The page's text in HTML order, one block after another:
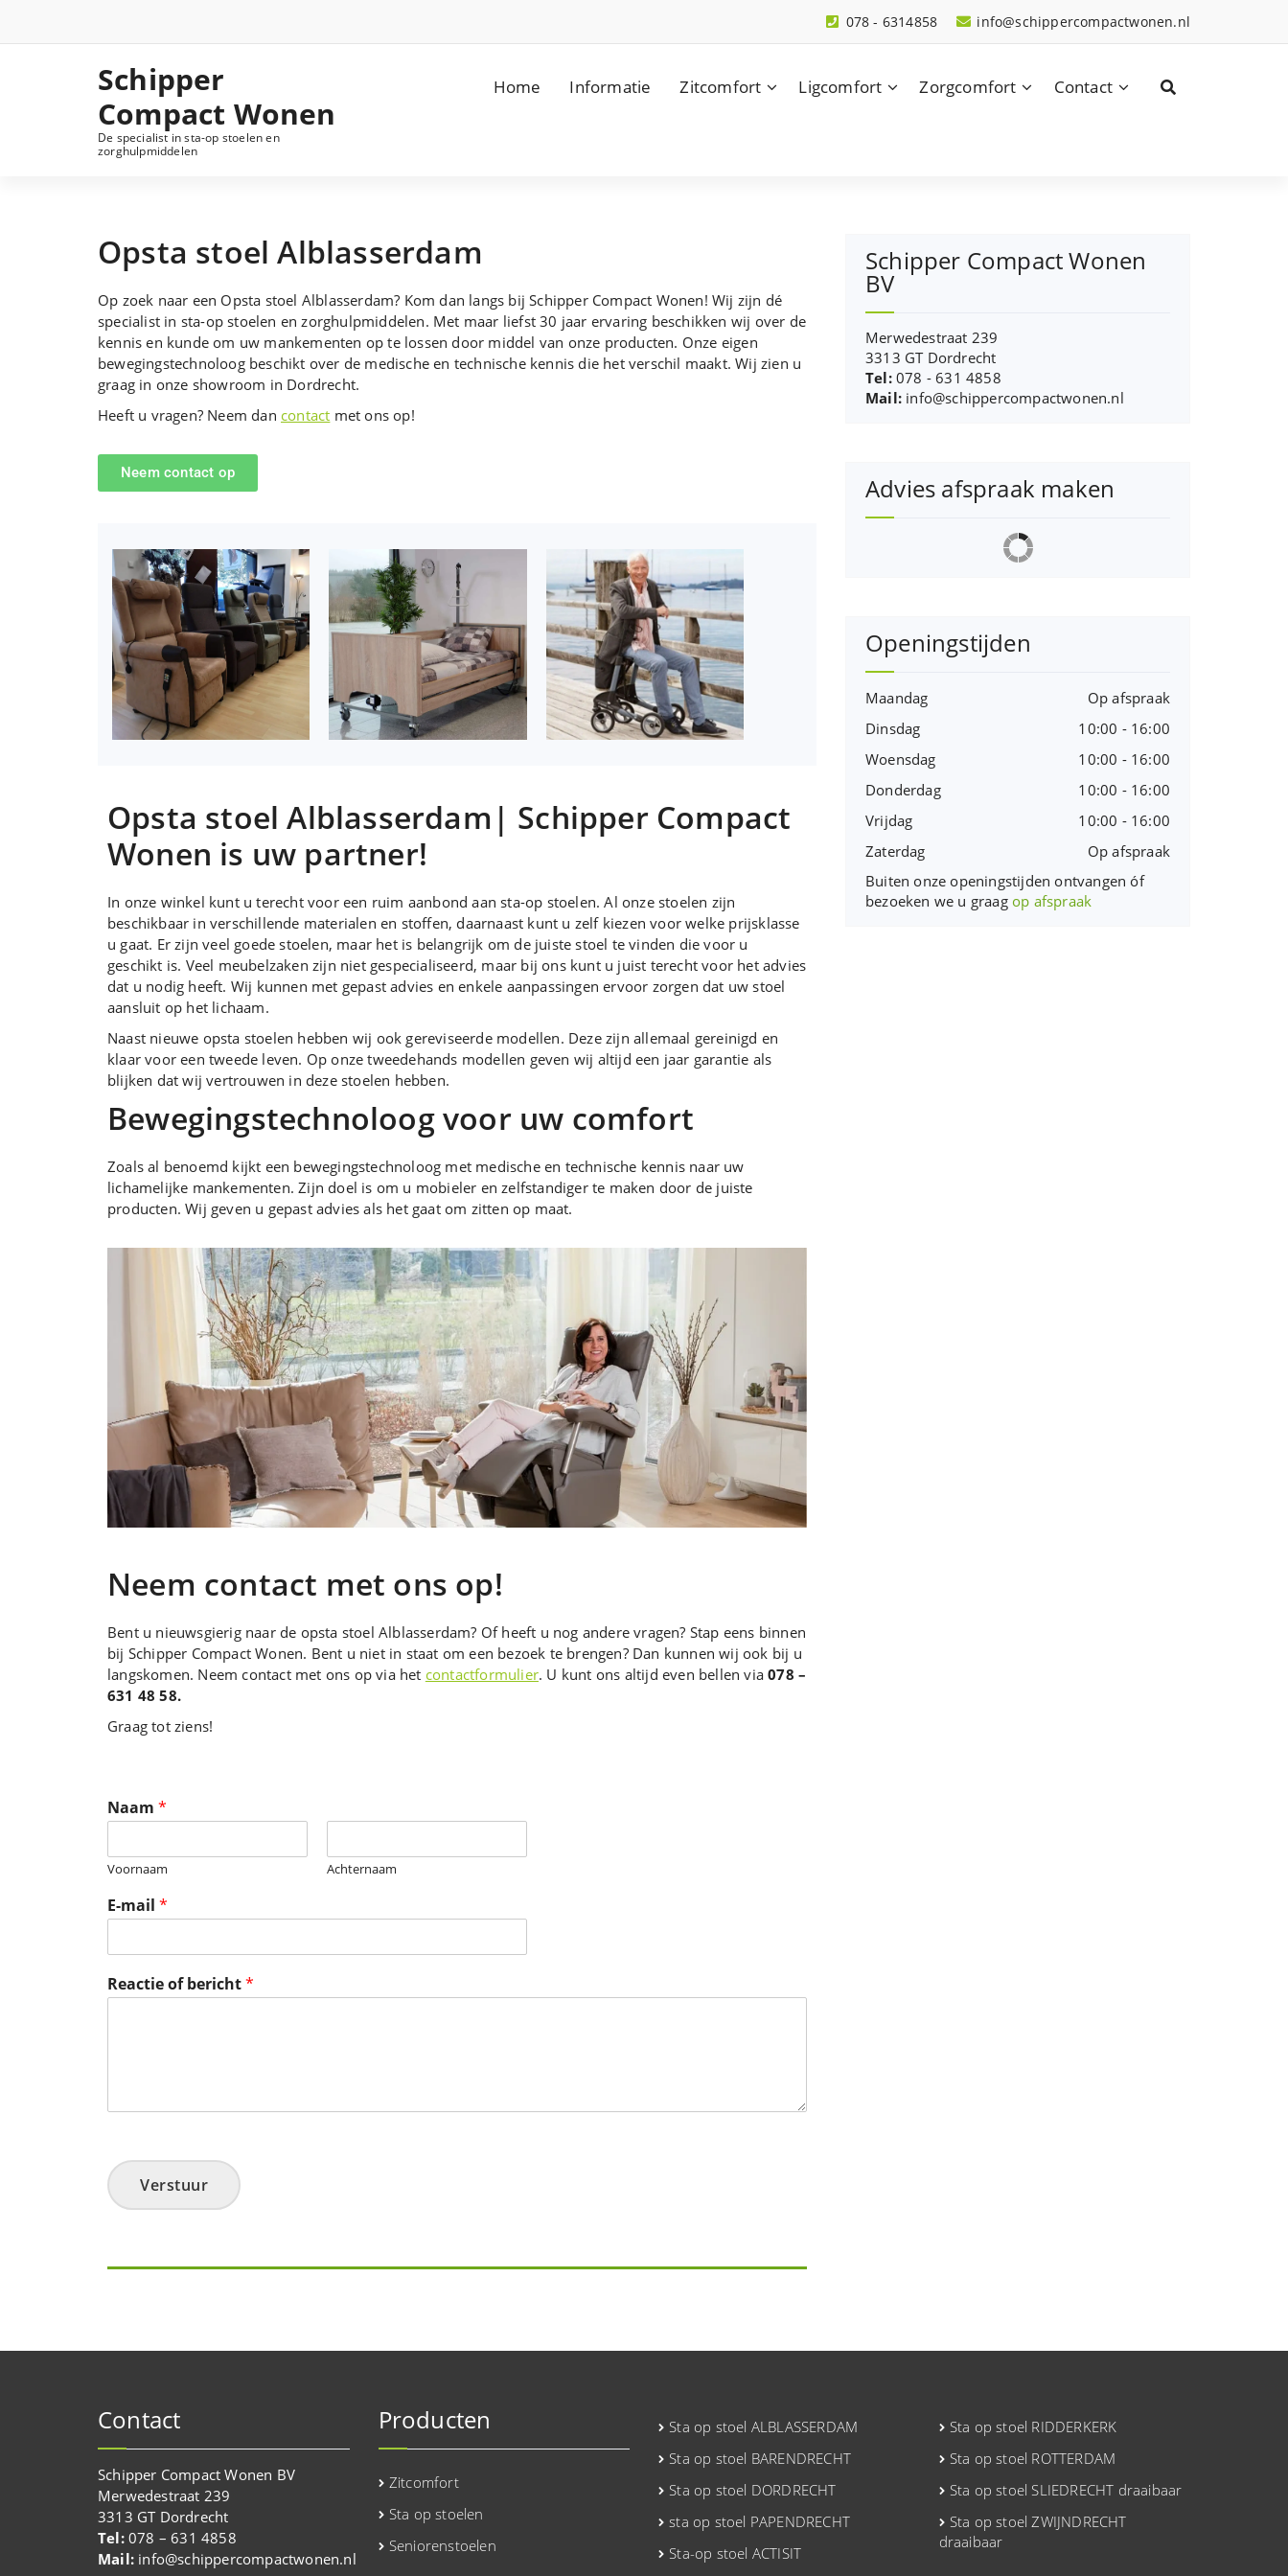
info@schippercompactwonen.nl
078 - 6314858
Schipper
Compact Wonen
De specialist in sta-op stoelen en
zorghulpmiddelen
Home Informatie Zitcomfort Ligcomfort Zorgcomfort Contact
Opsta stoel Alblasserdam
Op zoek naar een Opsta stoel Alblasserdam? Kom dan langs bij Schipper Compact Wonen! Wij zijn dé
specialist in sta-op stoelen en zorghulpmiddelen. Met maar liefst 30 jaar ervaring beschikken wij over de
kennis en kunde om uw mankementen op te lossen door middel van onze producten. Onze eigen
bewegingstechnoloog beschikt over de medische en technische kennis die het verschil maakt. Wij zien u
graag in onze showroom in Dordrecht.
Heeft u vragen? Neem dan contact met ons op!
Neem contact op
Opsta stoel Alblasserdam| Schipper Compact
Wonen is uw partner!
In onze winkel kunt u terecht voor een ruim aanbond aan sta-op stoelen. Al onze stoelen zijn
beschikbaar in verschillende materialen en stoffen, daarnaast kunt u zelf kiezen voor welke prijsklasse
u gaat. Er zijn veel goede stoelen, maar het is belangrijk om de juiste stoel te vinden die voor u
geschikt is. Veel meubelzaken zijn niet gespecialiseerd, maar bij ons kunt u juist terecht voor het advies
dat u nodig heeft. Wij kunnen met gepast advies en enkele aanpassingen ervoor zorgen dat uw stoel
aansluit op het lichaam.
Naast nieuwe opsta stoelen hebben wij ook gereviseerde modellen. Deze zijn allemaal gereinigd en
klaar voor een tweede leven. Op onze tweedehands modellen geven wij altijd een jaar garantie als
blijken dat wij vertrouwen in deze stoelen hebben.
Bewegingstechnoloog voor uw comfort
Zoals al benoemd kijkt een bewegingstechnoloog met medische en technische kennis naar uw
lichamelijke mankementen. Zijn doel is om u mobieler en zelfstandiger te maken door de juiste
producten. Wij geven u gepast advies als het gaat om zitten op maat.
Neem contact met ons op!
Bent u nieuwsgierig naar de opsta stoel Alblasserdam? Of heeft u nog andere vragen? Stap eens binnen
bij Schipper Compact Wonen. Bent u niet in staat om een bezoek te brengen? Dan kunnen wij ook bij u
langskomen. Neem contact met ons op via het contactformulier. U kunt ons altijd even bellen via078 –
631 48 58.
Graag tot ziens!
Naam *
Voornaam Achternaam
E-mail *
Reactie of bericht*
Verstuur
Schipper Compact Wonen
BV
Merwedestraat 239
3313 GT Dordrecht
Tel:078 - 631 4858
Mail: info@schippercompactwonen.nl
Advies afspraak maken
Openingstijden
Maandag
Op afspraak
Dinsdag
10:00 - 16:00
Woensdag
10:00 - 16:00
Donderdag
10:00 - 16:00
Vrijdag
10:00 - 16:00
Zaterdag
Op afspraak
Buiten onze openingstijden ontvangen óf
bezoeken we u graag op afspraak
Contact
Schipper Compact Wonen BV
Merwedestraat 239
3313 GT Dordrecht
Tel:078 – 631 4858
Mail: info@schippercompactwonen.nl
Producten
Zitcomfort
Sta op stoelen
Seniorenstoelen
Sta op stoel ALBLASSERDAM
Sta op stoel BARENDRECHT
Sta op stoel DORDRECHT
sta op stoel PAPENDRECHT
Sta-op stoel ACTISIT
Sta op stoel RIDDERKERK
Sta op stoel ROTTERDAM
Sta op stoel SLIEDRECHT draaibaar
Sta op stoel ZWIJNDRECHT
draaibaar